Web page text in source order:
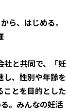
ら、はじめる。
社と共同で、「妊
し、性別や年齢を
ことを目的とした
。みんなの妊活